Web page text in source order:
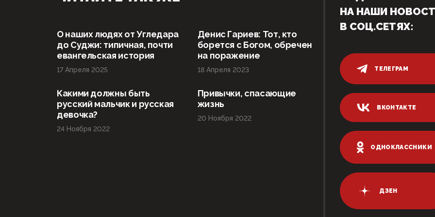
О наших людях от Угледара
до Суджи: типичная, почти
евангельская история
17 Апреля 2025
Денис Гариев: Тот, кто
борется с Богом, обречен
на поражение
18 Апреля 2023
Какими должны быть
русский мальчик и русская
девочка?
24 Ноября 2022
Привычки, спасающие
жизнь
20 Ноября 2022
НА НАШИ
В СОЦ.СЕТЯХ:
ТЕЛЕГРАМ
ВКОНТАКТЕ
ОДНОКЛАССНИКИ
ДЗЕН